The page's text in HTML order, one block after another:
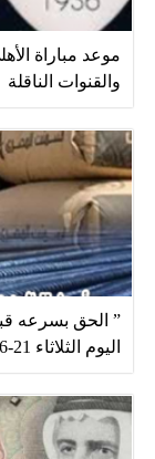
موعد مباراة
والقنوات الناقلة
” الحق بسرعه
اليوم الثلاثاء 21-6 بهذه المصانع بدون مشال